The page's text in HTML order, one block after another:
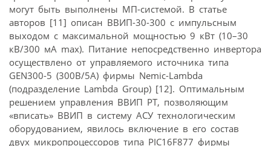
могут быть выполнены МП-системой. В статье
авторов [11] описан ВВИП-30-300 с импульсным
выходом с максимальной мощностью 9 кВт (10–30
кВ/300 мА max). Питание непосредственно инвертора
осуществлено от управляемого источника типа
GEN300-5 (300В/5А) фирмы Nemic-Lambda
(подразделение Lambda Group) [12]. Оптимальным
решением управления ВВИП РТ, позволяющим
«вписать» ВВИП в систему АСУ технологическим
оборудованием, явилось включение в его состав
двух микропроцессоров типа PIC16F877 фирмы